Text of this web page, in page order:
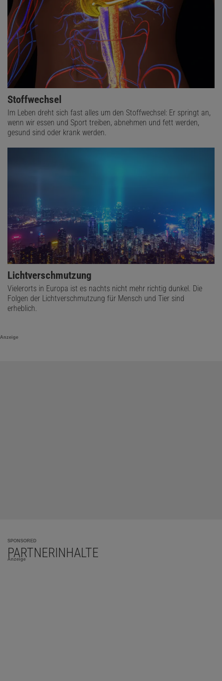
Stoffwechsel
Im Leben dreht sich fast alles um den Stoffwechsel: Er springt an,
wenn wir essen und Sport treiben, abnehmen und fett werden,
gesund sind oder krank werden.
Lichtverschmutzung
Vielerorts in Europa ist es nachts nicht mehr richtig dunkel. Die
Folgen der Lichtverschmutzung für Mensch und Tier sind
erheblich.
Anzeige
SPONSORED
PARTNERINHALTE
Anzeige